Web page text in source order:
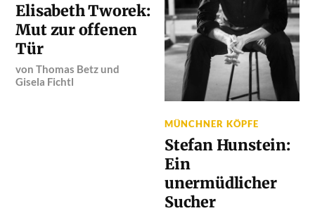
Elisabeth Tworek:
Mut zur offenen
Tür
vonThomas Betz und
Gisela Fichtl
MÜNCHNER KÖPFE
Stefan Hunstein:
Ein
unermüdlicher
Sucher